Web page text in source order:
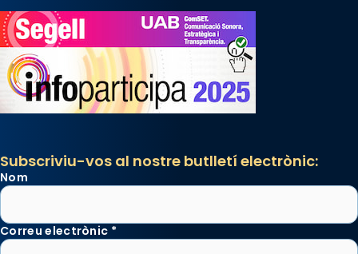
Subscriviu-vos al nostre butlletí electrònic:
Nom
Correu electrònic *